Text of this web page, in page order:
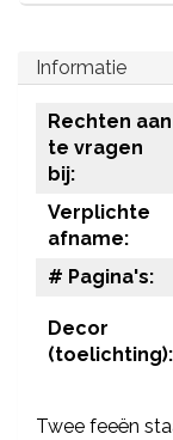
Informatie
Rechten aan
te vragen
bij:
Verplichte
afname:
# Pagina's:
Decor
(toelichting):
Twee feeën